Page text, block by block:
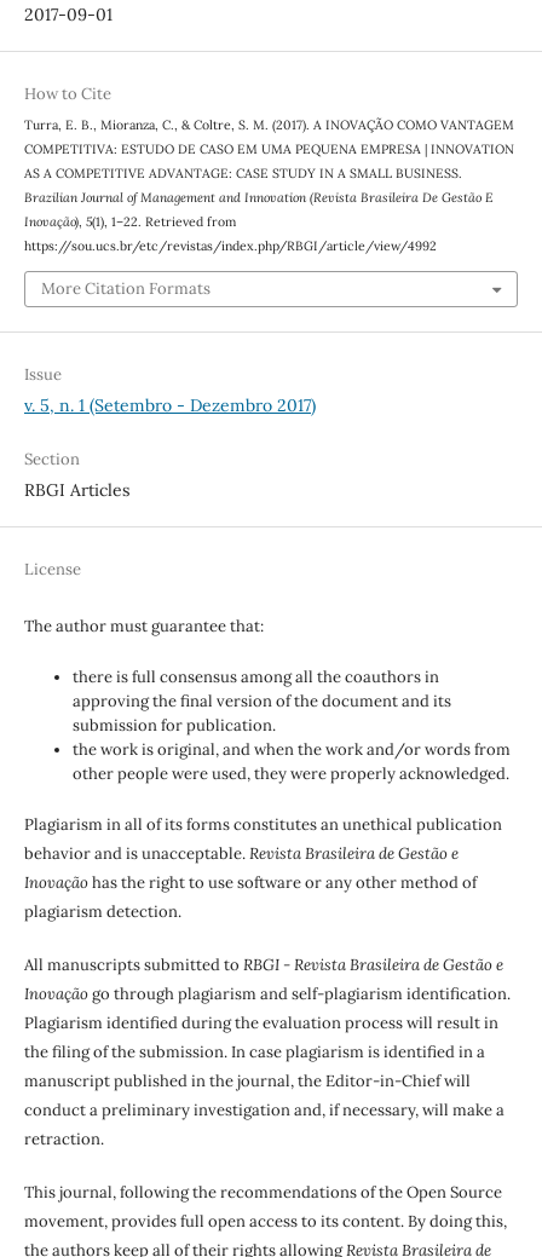
2017-09-01
How to Cite
Turra, E. B., Mioranza, C., & Coltre, S. M. (2017). A INOVAÇÃO COMO VANTAGEM
COMPETITIVA: ESTUDO DE CASO EM UMA PEQUENA EMPRESA | INNOVATION
AS A COMPETITIVE ADVANTAGE: CASE STUDY IN A SMALL BUSINESS.
Brazilian Journal of Management and Innovation (Revista Brasileira De Gestão E
Inovação), 5(1), 1–22. Retrieved from
https://sou.ucs.br/etc/revistas/index.php/RBGI/article/view/4992
More Citation Formats
Issue
v. 5, n. 1 (Setembro - Dezembro 2017)
Section
RBGI Articles
License
The author must guarantee that:
there is full consensus among all the coauthors in
approving the final version of the document and its
submission for publication.
the work is original, and when the work and/or words from
other people were used, they were properly acknowledged.
Plagiarism in all of its forms constitutes an unethical publication
behavior and is unacceptable.Revista Brasileira de Gestão e
Inovaçãohas the right to use software or any other method of
plagiarism detection.
All manuscripts submitted to RBGI - Revista Brasileira de Gestão e
Inovaçãogo through plagiarism and self-plagiarism identification.
Plagiarism identified during the evaluation process will result in
the filing of the submission. In case plagiarism is identified in a
manuscript published in the journal, the Editor-in-Chief will
conduct a preliminary investigation and, if necessary, will make a
retraction.
This journal, following the recommendations of the Open Source
movement, provides full open access to its content. By doing this,
the authors keep all of their rights allowingRevista Brasileira de